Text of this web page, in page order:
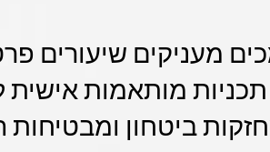
מעניקים שיעורים
מותאמות אישית
ביטחון